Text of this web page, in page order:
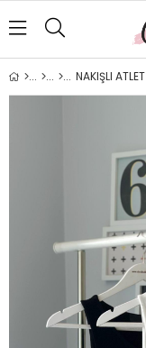
NAKIŞLI ATLET